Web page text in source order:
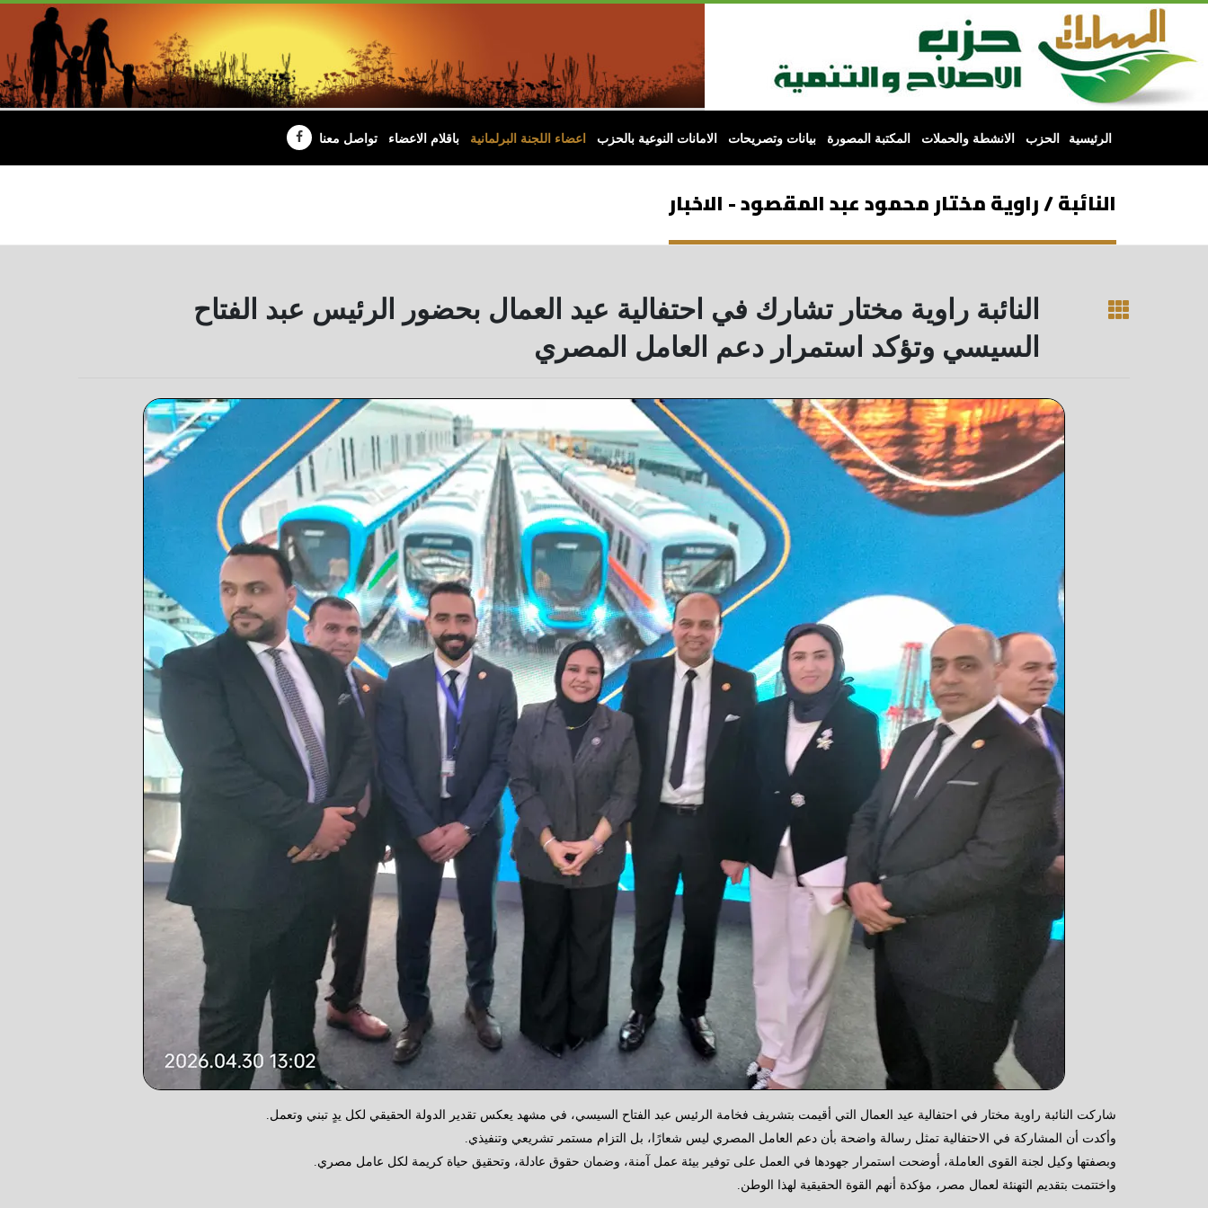
الرئيسية الحزب الانشطة والحملات المكتبة المصورة بيانات وتصريحات الامانات النوعية بالحزب اعضاء اللجنة البرلمانية باقلام الاعضاء تواصل معنا
النائبة / راوية مختار محمود عبد المقصود - الاخبار
النائبة راوية مختار تشارك في احتفالية عيد العمال بحضور الرئيس عبد الفتاح
السيسي وتؤكد استمرار دعم العامل المصري
شاركت النائبة راوية مختار في احتفالية عيد العمال التي أقيمت بتشريف فخامة الرئيس عبد الفتاح السيسي، في مشهد يعكس تقدير الدولة الحقيقي لكل يدٍ تبني وتعمل.
وأكدت أن المشاركة في الاحتفالية تمثل رسالة واضحة بأن دعم العامل المصري ليس شعارًا، بل التزام مستمر تشريعي وتنفيذي.
وبصفتها وكيل لجنة القوى العاملة، أوضحت استمرار جهودها في العمل على توفير بيئة عمل آمنة، وضمان حقوق عادلة، وتحقيق حياة كريمة لكل عامل مصري.
واختتمت بتقديم التهنئة لعمال مصر، مؤكدة أنهم القوة الحقيقية لهذا الوطن.